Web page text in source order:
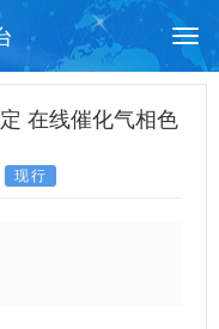
在线催化气相色
现行